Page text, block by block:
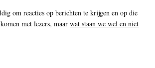
om reacties op berichten te krijgen en op die
met lezers, maarwat staan we wel en niet